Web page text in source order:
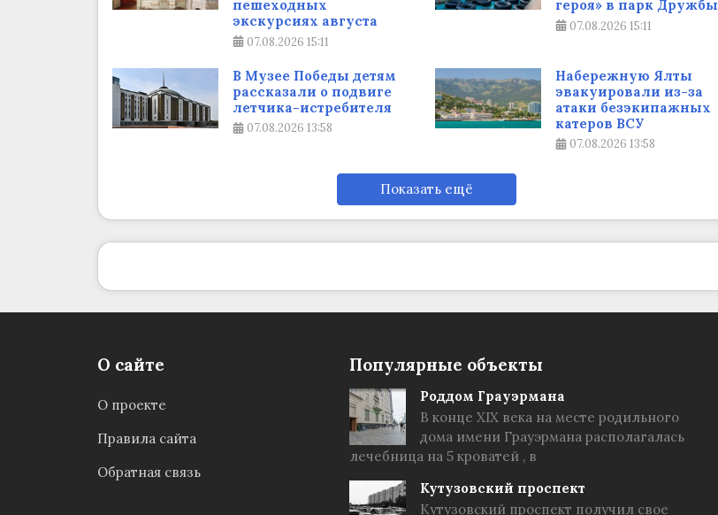
пешеходных
экскурсиях августа
07.08.2026 15:11
героя» в парк Дружбы
07.08.2026 15:11
В Музее Победы детям
рассказали о подвиге
летчика-истребителя
07.08.2026 13:58
Набережную Ялты
эвакуировали из-за
атаки безэкипажных
катеров ВСУ
07.08.2026 13:58
Показать ещё
О сайте
О проекте
Правила сайта
Обратная связь
Популярные объекты
Роддом Грауэрмана
В конце XIX века на месте родильного
дома имени Грауэрмана располагалась
лечебница на 5 кроватей , в
Кутузовский проспект
Кутузовский проспект получил свое